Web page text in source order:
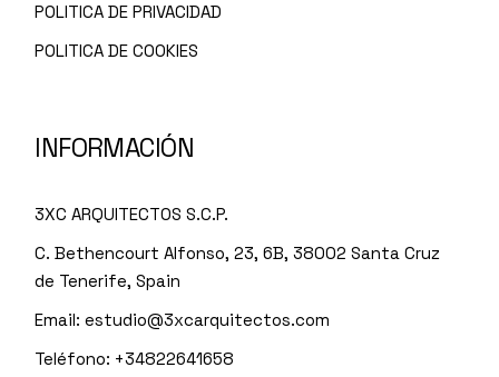
POLITICA DE PRIVACIDAD
POLITICA DE COOKIES
INFORMACIÓN
3XC ARQUITECTOS S.C.P.
C. Bethencourt Alfonso, 23, 6B, 38002 Santa Cruz
de Tenerife, Spain
Email:estudio@3xcarquitectos.com
Teléfono: +34822641658